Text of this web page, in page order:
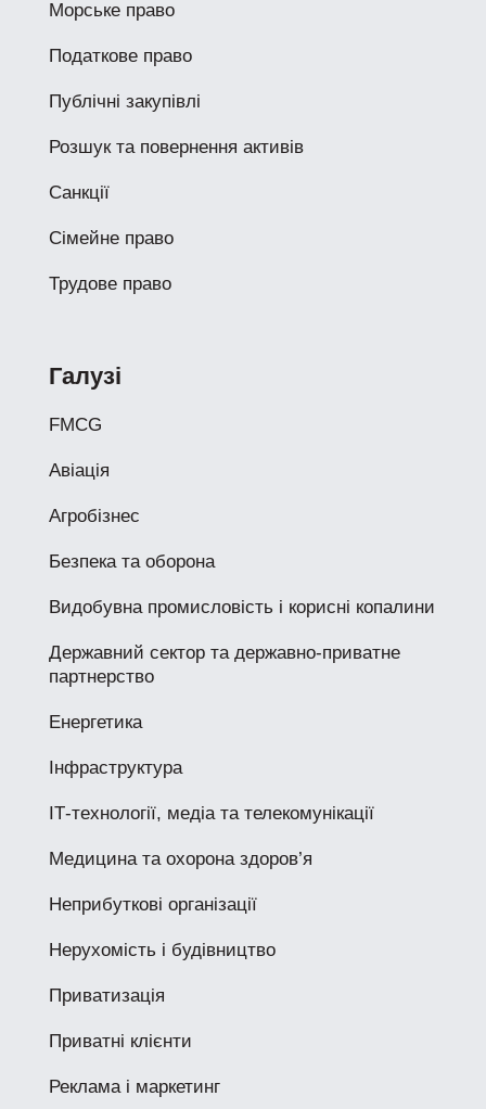
Морське право
Податкове право
Публічні закупівлі
Розшук та повернення активів
Санкції
Сімейне право
Трудове право
Галузі
FMCG
Авіація
Агробізнес
Безпека та оборона
Видобувна промисловість і корисні копалини
Державний сектор та державно-приватне
партнерство
Енергетика
Інфраструктура
ІТ-технології, медіа та телекомунікації
Медицина та охорона здоров’я
Неприбуткові організації
Нерухомість і будівництво
Приватизація
Приватні клієнти
Реклама і маркетинг